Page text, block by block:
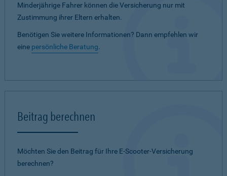
Minderjährige Fahrer können die Versicherung nur mit
Zustimmung ihrer Eltern erhalten.
Benötigen Sie weitere Informationen? Dann empfehlen wir
eine persönliche Beratung.
Beitrag berechnen
Möchten Sie den Beitrag für Ihre E-Scooter-Versicherung
berechnen?